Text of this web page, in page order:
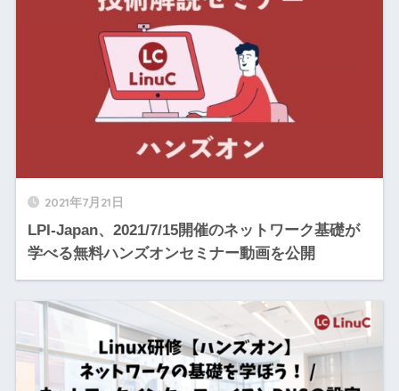
2021年7月21日
LPI-Japan、2021/7/15開催のネットワーク基礎が
学べる無料ハンズオンセミナー動画を公開